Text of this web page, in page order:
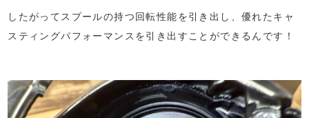
したがってスプールの持つ回転性能を引き出し、優れたキャ
スティングパフォーマンスを引き出すことができるんです！